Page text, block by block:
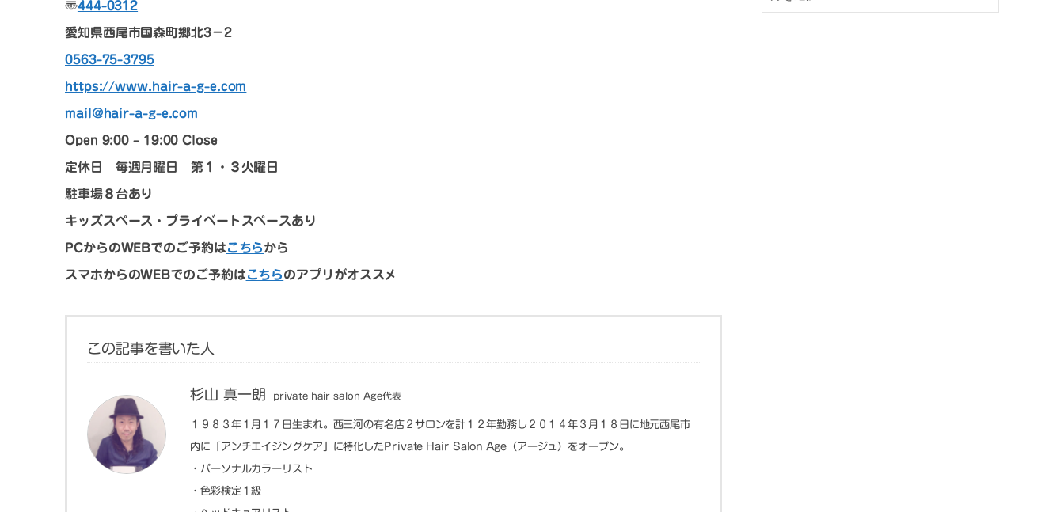
〠444-0312
愛知県西尾市国森町郷北3－2
0563-75-3795
https://www.hair-a-g-e.com
mail@hair-a-g-e.com
Open 9:00 – 19:00 Close
定休日 毎週月曜日 第１・３火曜日
駐車場８台あり
キッズスペース・プライベートスペースあり
PCからのWEBでのご予約はこちらから
スマホからのWEBでのご予約はこちらのアプリがオススメ
この記事を書いた人
杉山 真一朗 private hair salon Age代表
１９８３年１月１７日生まれ。西三河の有名店２サロンを計１２年勤務し２０１４年３月１８日に地元西尾市
内に「アンチエイジングケア」に特化したPrivate Hair Salon Age（アージュ）をオープン。
・パーソナルカラーリスト
・色彩検定１級